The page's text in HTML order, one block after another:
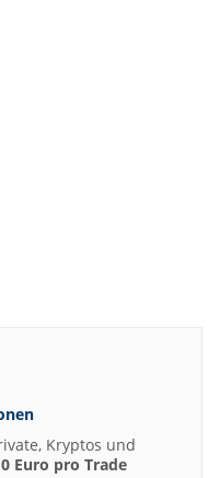
Kryptos und
0 Euro pro Trade